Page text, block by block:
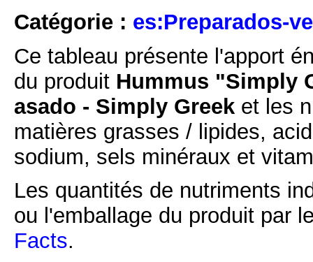
Catégorie : es:Preparados-
Ce tableau présente l'apport
du produit Hummus "Simply
asado - Simply Greek et les
matières grasses / lipides,
sodium, sels minéraux et
Les quantités de nutriments
ou l'emballage du produit par
Facts.